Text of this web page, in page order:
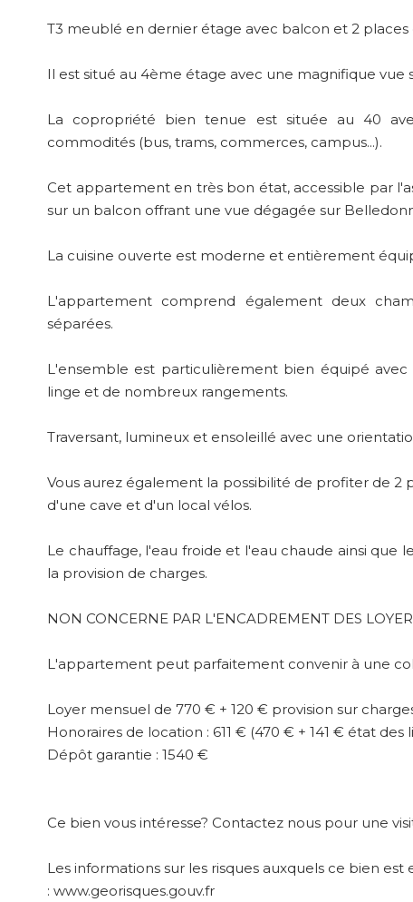
T3 meublé en dernier étage avec balcon et 2
Il est situé au 4ème étage avec une magnifique vue
La copropriété bien tenue est située au 40
commodités (bus, trams, commerces, campus...).
Cet appartement en très bon état, accessible par
sur un balcon offrant une vue dégagée sur
La cuisine ouverte est moderne et entièrement
L'appartement comprend également deux
séparées.
L'ensemble est particulièrement bien équipé avec
linge et de nombreux rangements.
Traversant, lumineux et ensoleillé avec une
Vous aurez également la possibilité de profiter de
d'une cave et d'un local vélos.
Le chauffage, l'eau froide et l'eau chaude ainsi que
la provision de charges.
NON CONCERNE PAR L'ENCADREMENT DES
L'appartement peut parfaitement convenir à une
Loyer mensuel de 770 € + 120 € provision sur
Honoraires de location : 611 € (470 € + 141 € état des
Dépôt garantie : 1540 €
Ce bien vous intéresse? Contactez nous pour une
Les informations sur les risques auxquels ce bien
: www.georisques.gouv.fr